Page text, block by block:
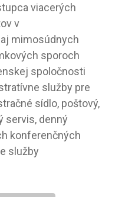
viacerých
v
mimosúdnych
sporoch
spoločnosti
služby pre
sídlo, poštový,
servis, denný
konferenčných
služby